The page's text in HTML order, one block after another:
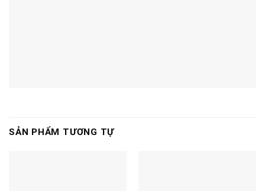
SẢN PHẨM TƯƠNG TỰ